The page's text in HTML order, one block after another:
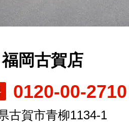
岡古賀店
0120-00-2710
古賀市青柳1134-1